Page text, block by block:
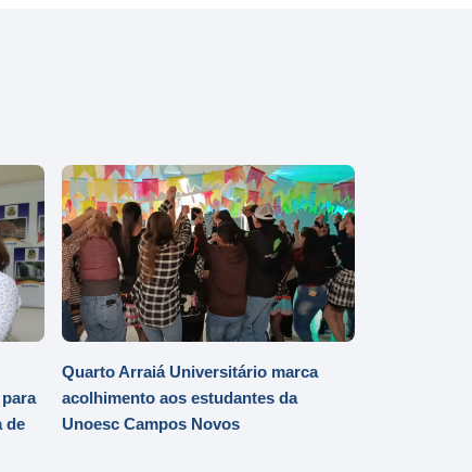
de
Quarto Arraiá Universitário marca
acolhimento aos estudantes da
Unoesc Campos Novos